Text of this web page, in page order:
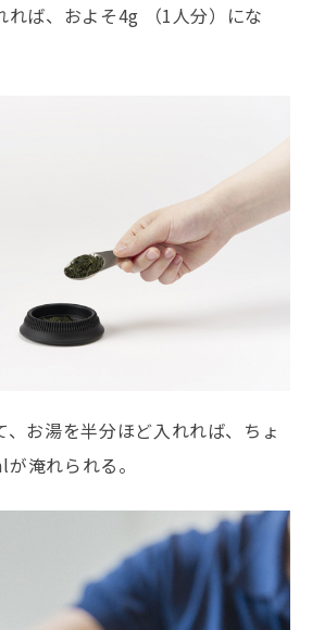
れば、およそ4g （1人分）にな
、お湯を半分ほど入れれば、ちょ
淹れられる。